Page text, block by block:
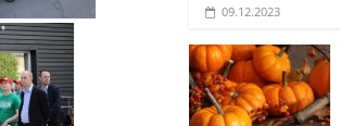
09.12.2023